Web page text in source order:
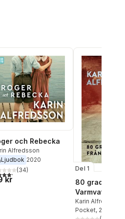
och Rebecka
Alfredsson
Ljudbok 2020
utav 5 stjärnor. Totalt antal röster:
(34)
kr
Del 1
80 grader
Varmvattnet
Karin Alfredsson
Pocket, 2020